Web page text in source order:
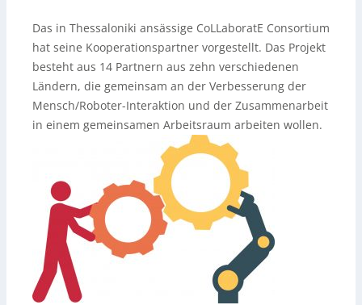
Das in Thessaloniki ansässige CoLLaboratE Consortium
hat seine Kooperationspartner vorgestellt. Das Projekt
besteht aus 14 Partnern aus zehn verschiedenen
Ländern, die gemeinsam an der Verbesserung der
Mensch/Roboter-Interaktion und der Zusammenarbeit
in einem gemeinsamen Arbeitsraum arbeiten wollen.